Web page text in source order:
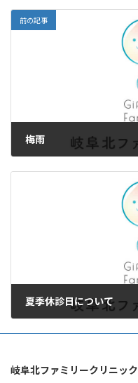
前の記事
梅雨
夏季休診日について
岐阜北ファミリークリニック